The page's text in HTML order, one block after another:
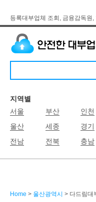
등록대부업체 조회, 금융감독원
지역별
서울
부산 인천
울산
세종 경기
전남
전북 충남
Home > 울산광역시 > 다드림대